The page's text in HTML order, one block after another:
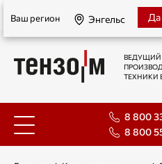
Энгельс
Ваш регион Энгельс Да
ВЕДУЩИЙ
ТЕХНИКИ
8 800
8 800